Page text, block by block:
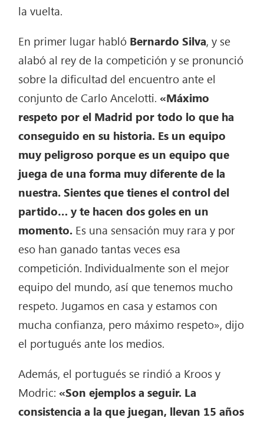
la vuelta.
En primer lugar habló Bernardo Silva, y se
alabó al rey de la competición y se pronunció
sobre la dificultad del encuentro ante el
conjunto de Carlo Ancelotti.«Máximo
respeto por el Madrid por todo lo que ha
conseguido en su historia. Es un equipo
muy peligroso porque es un equipo que
juega de una forma muy diferente de la
nuestra. Sientes que tienes el control del
partido… y te hacen dos goles en un
momento. Es una sensación muy rara y por
eso han ganado tantas veces esa
competición. Individualmente son el mejor
equipo del mundo, así que tenemos mucho
respeto. Jugamos en casa y estamos con
mucha confianza, pero máximo respeto», dijo
el portugués ante los medios.
Además, el portugués se rindió a Kroos y
Modric:«Son ejemplos a seguir. La
consistencia a la que juegan, llevan 15 años